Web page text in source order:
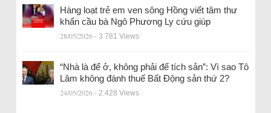
Hàng loạt trẻ em ven sông Hồng viết tâm thư
khẩn cầu bà Ngô Phương Ly cứu giúp
28/05/2026 - 3.781 Views
“Nhà là để ở, không phải để tích sản”: Vì sao Tô
Lâm không đánh thuế Bất Động sản thứ 2?
24/05/2026 - 2.428 Views